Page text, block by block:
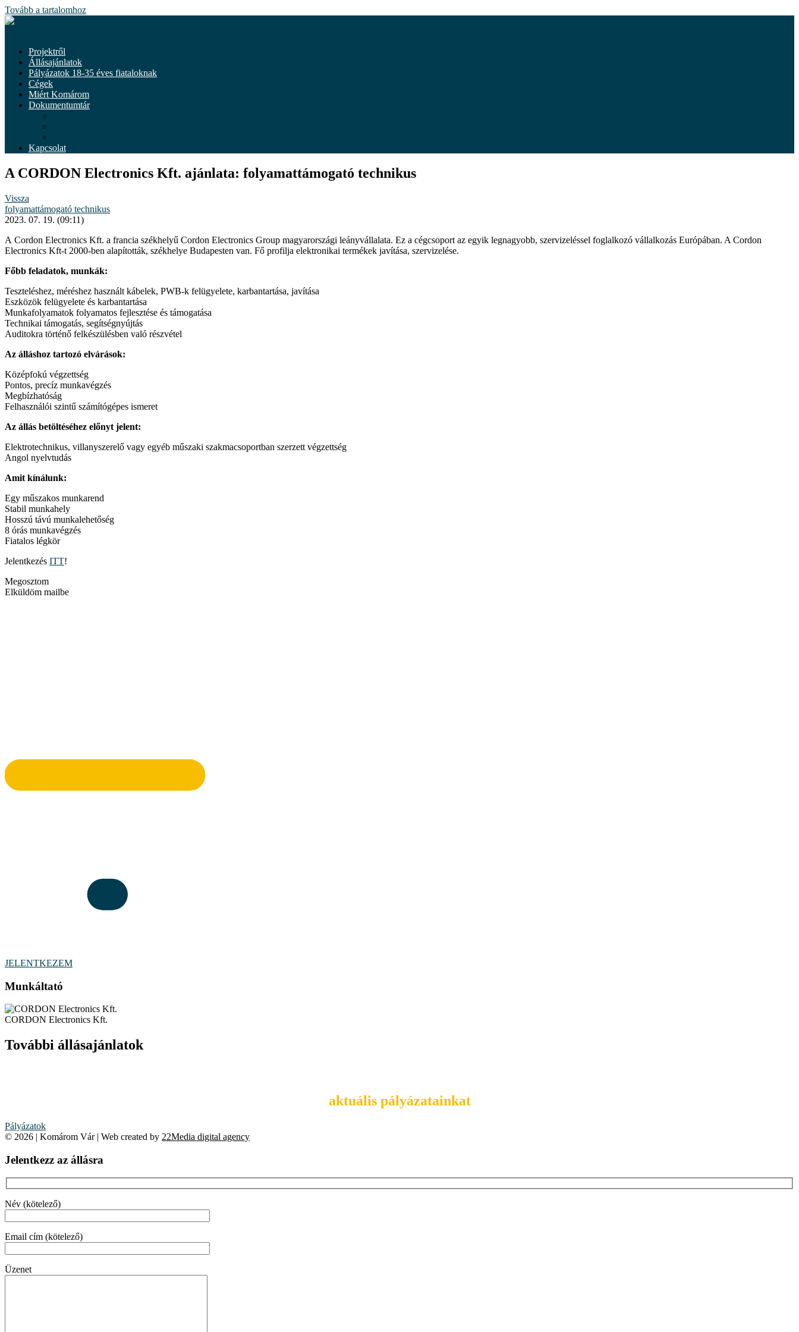
Tovább a tartalomhoz
Projektről
Állásajánlatok
Pályázatok 18-35 éves fiataloknak
Cégek
Miért Komárom
Dokumentumtár
Kapcsolat
A CORDON Electronics Kft. ajánlata: folyamattámogató technikus
Vissza
folyamattámogató technikus
2023. 07. 19. (09:11)
A Cordon Electronics Kft. a francia székhelyű Cordon Electronics Group magyarországi leányvállalata. Ez a cégcsoport az egyik legnagyobb, szervizeléssel foglalkozó vállalkozás Európában. A Cordon
Electronics Kft-t 2000-ben alapították, székhelye Budapesten van. Fő profilja elektronikai termékek javítása, szervizelése.
Főbb feladatok, munkák:
Teszteléshez, méréshez használt kábelek, PWB-k felügyelete, karbantartása, javítása
Eszközök felügyelete és karbantartása
Munkafolyamatok folyamatos fejlesztése és támogatása
Technikai támogatás, segítségnyújtás
Auditokra történő felkészülésben való részvétel
Az álláshoz tartozó elvárások:
Középfokú végzettség
Pontos, precíz munkavégzés
Megbízhatóság
Felhasználói szintű számítógépes ismeret
Az állás betöltéséhez előnyt jelent:
Elektrotechnikus, villanyszerelő vagy egyéb műszaki szakmacsoportban szerzett végzettség
Angol nyelvtudás
Amit kínálunk:
Egy műszakos munkarend
Stabil munkahely
Hosszú távú munkalehetőség
8 órás munkavégzés
Fiatalos légkör
Jelentkezés ITT!
Megosztom
Elküldöm mailbe
JELENTKEZEM
Munkáltató
CORDON Electronics Kft.
További állásajánlatok
aktuális pályázatainkat
Pályázatok
© 2026 | Komárom Vár | Web created by 22Media digital agency
Jelentkezz az állásra
Név (kötelező)
Email cím (kötelező)
Üzenet